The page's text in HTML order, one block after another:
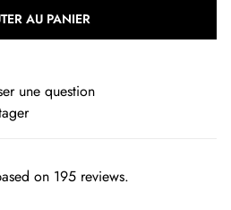
AU PANIER
une question
on 195 reviews.